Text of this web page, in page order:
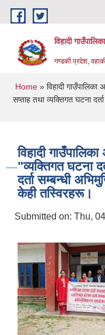
Skip to main content
विहादी गाउँपालिका
गण्डकी प्रदेश,
You are
Home» विहादी गाउँपालिका
सप्ताह तथा व्यक्तिगत घटना
विहादी
"व्यक्तिगत घटना
दर्ता सम्बन्धी
केही तस्विरहरू।
Submitted on: Thu,